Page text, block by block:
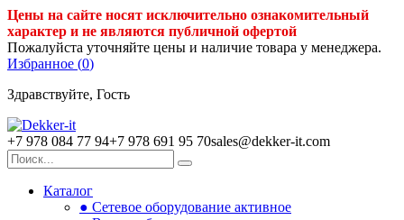
Цены на сайте носят исключительно ознакомительный
характер и не являются публичной офертой
Пожалуйста уточняйте цены и наличие товара у менеджера.
Избранное (0)
Здравствуйте, Гость
+7 978 084 77 94+7 978 691 95 70sales@dekker-it.com
Каталог
● Сетевое оборудование активное